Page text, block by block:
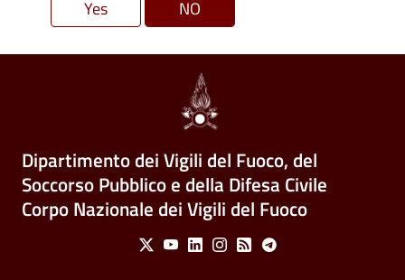
Dipartimento dei Vigili del Fuoco, del
Soccorso Pubblico e della Difesa Civile
Corpo Nazionale dei Vigili del Fuoco
Social Menu
X YoutubeLinkedinInstagram
Feed Telegram